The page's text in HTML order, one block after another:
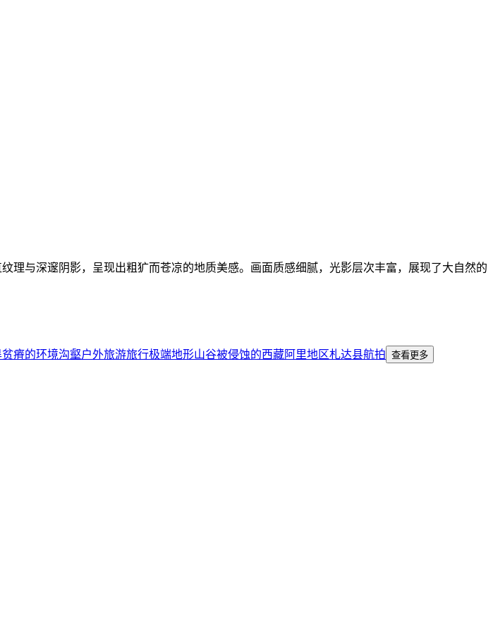
与深邃阴影，呈现出粗犷而苍凉的地质美感。画面质感细腻，光影层次丰富，展现了大自然的
贫瘠的环境沟壑户外旅游旅行极端地形山谷被侵蚀的西藏阿里地区札达县航拍 查看更多